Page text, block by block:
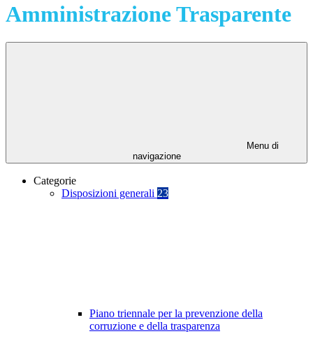
Amministrazione Trasparente
Menu di
navigazione
Categorie
Disposizioni generali 23
Piano triennale per la prevenzione della
corruzione e della trasparenza